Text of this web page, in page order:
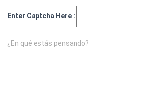
Enter Captcha Here :
¿En qué estás pensando?